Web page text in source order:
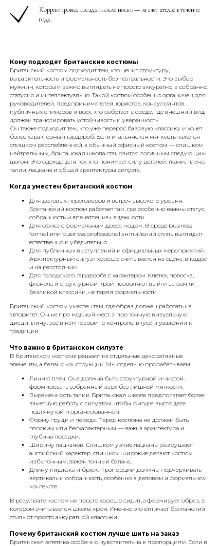
Корректировка посадки после носки — за счет ателье в течение
года.
Кому подходят британские костюмы
Британский костюм подходит тем, кто ценит структуру,
выразительность и формальность без театральности. Это выбор
мужчин, которым важно выглядеть не просто аккуратно, а собранно,
статусно и интеллектуально. Такой костюм особенно органичен для
руководителей, предпринимателей, юристов, консультантов,
публичных спикеров и всех, кто работает в среде, где внешний вид
должен транслировать устойчивость и уверенность.
Он также подходит тем, кто уже перерос базовую классику и хочет
более характерный гардероб. Если итальянская мягкость кажется
слишком расслабленной, а обычный офисный костюм — слишком
нейтральным, британская школа становится логичным следующим
шагом. Это одежда для тех, кто понимает силу деталей: ткани, плеча,
талии, лацкана и общей архитектуры силуэта.
Когда уместен британский костюм
Для деловых переговоров и встреч высокого уровня.
Британский костюм работает там, где особенно важны статус,
собранность и впечатление надежности.
Для офиса с формальным дресс-кодом. В среде business
formal или business professional английский стиль выглядит
естественно и убедительно.
Для публичных выступлений и официальных мероприятий.
Архитектурный силуэт хорошо считывается на сцене, в кадре
и на расстоянии.
Для городского гардероба с характером. Клетка, полоска,
фланель и структурный крой позволяют выйти за рамки
безликой классики, не теряя формальности.
Британский костюм уместен там, где образ должен работать на
авторитет. Он не про модный жест, а про точную визуальную
дисциплину: всё в нём говорит о контроле, вкусе и уважении к
традиции.
Что важно в британском силуэте
В британском костюме решают не отдельные декоративные
элементы, а баланс конструкции. Мы отдельно прорабатываем:
Линию плеч. Она должна быть структурной и чистой,
формировать собранный верх без лишней мягкости.
Выраженность талии. Британская школа предполагает более
заметную работу с силуэтом, чтобы фигура выглядела
подтянутой и организованной.
Форму груди и переда. Перед костюма не должен быть
плоским или бесхарактерным — важна архитектура и
глубина посадки.
Ширину лацканов. Слишком узкие лацканы разрушают
английский характер, слишком широкие делают костюм
избыточным; важен точный баланс.
Длину пиджака и брюк. Пропорции должны подчеркивать
вертикаль и собранность, особенно в деловом и формальном
контексте.
В результате костюм не просто хорошо сидит, а формирует образ, в
котором считывается школа кроя. Именно это отличает британский
стиль от просто аккуратной классики.
Почему британский костюм лучше шить на заказ
Британская эстетика особенно чувствительна к пропорциям. Если в